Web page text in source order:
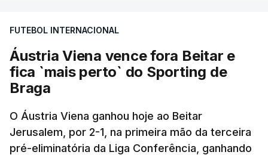
ao facto de a Bielorrússia ser aliada da Rússia - o
Sporting de Braga irá defrontar no play-off o
vencedor da eliminatória entre Beitar e Áustria
Viena.
FUTEBOL INTERNACIONAL
Áustria Viena vence fora Beitar e
fica `mais perto` do Sporting de
Braga
O Áustria Viena ganhou hoje ao Beitar
Jerusalem, por 2-1, na primeira mão da terceira
pré-eliminatória da Liga Conferência, ganhando